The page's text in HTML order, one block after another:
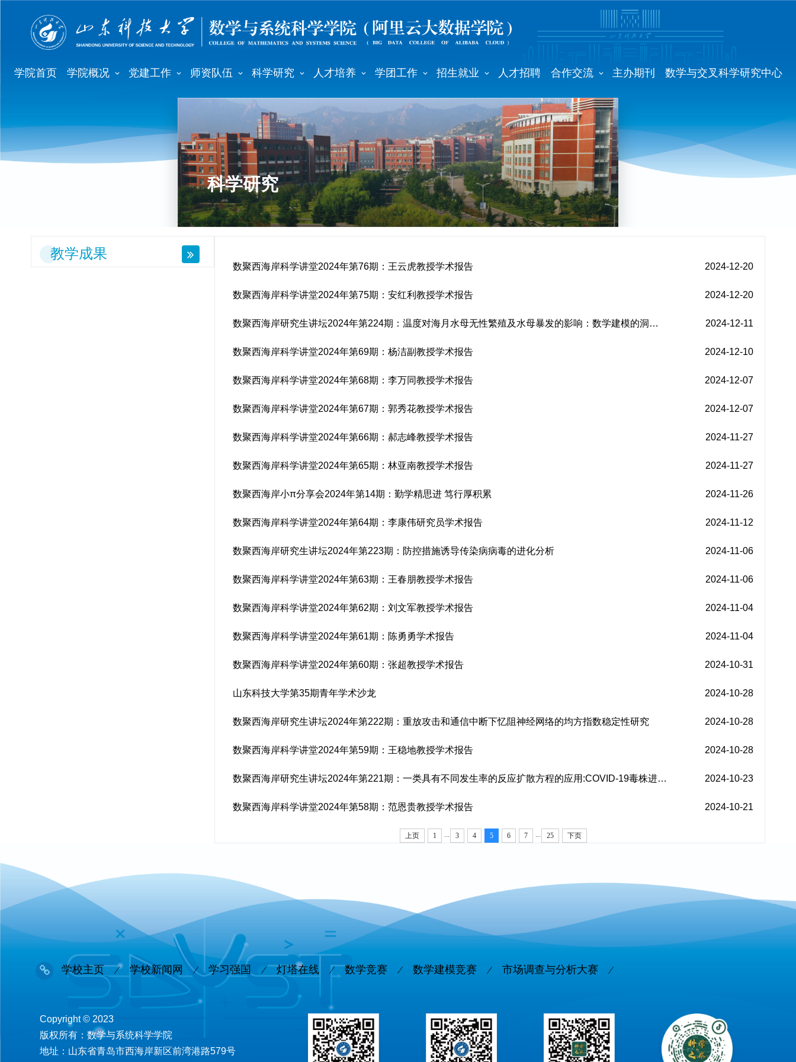
学院首页 学院概况 党建工作 师资队伍 科学研究 人才培养 学团工作 招生就业 人才招聘 合作交流 主办期刊 数学与交叉科学研究中心
科学研究
教学成果
数聚西海岸科学讲堂2024年第76期：王云虎教授学术报告 2024-12-20
数聚西海岸科学讲堂2024年第75期：安红利教授学术报告 2024-12-20
数聚西海岸研究生讲坛2024年第224期：温度对海月水母无性繁殖及水母暴发的影响：数学建模的洞… 2024-12-11
数聚西海岸科学讲堂2024年第69期：杨洁副教授学术报告 2024-12-10
数聚西海岸科学讲堂2024年第68期：李万同教授学术报告 2024-12-07
数聚西海岸科学讲堂2024年第67期：郭秀花教授学术报告 2024-12-07
数聚西海岸科学讲堂2024年第66期：郝志峰教授学术报告 2024-11-27
数聚西海岸科学讲堂2024年第65期：林亚南教授学术报告 2024-11-27
数聚西海岸小π分享会2024年第14期：勤学精思进 笃行厚积累 2024-11-26
数聚西海岸科学讲堂2024年第64期：李康伟研究员学术报告 2024-11-12
数聚西海岸研究生讲坛2024年第223期：防控措施诱导传染病病毒的进化分析 2024-11-06
数聚西海岸科学讲堂2024年第63期：王春朋教授学术报告 2024-11-06
数聚西海岸科学讲堂2024年第62期：刘文军教授学术报告 2024-11-04
数聚西海岸科学讲堂2024年第61期：陈勇勇学术报告 2024-11-04
数聚西海岸科学讲堂2024年第60期：张超教授学术报告 2024-10-31
山东科技大学第35期青年学术沙龙 2024-10-28
数聚西海岸研究生讲坛2024年第222期：重放攻击和通信中断下忆阻神经网络的均方指数稳定性研究 2024-10-28
数聚西海岸科学讲堂2024年第59期：王稳地教授学术报告 2024-10-28
数聚西海岸研究生讲坛2024年第221期：一类具有不同发生率的反应扩散方程的应用:COVID-19毒株进… 2024-10-23
数聚西海岸科学讲堂2024年第58期：范恩贵教授学术报告 2024-10-21
上页 1 ... 3 4 5 6 7 ... 25 下页
学校主页 学校新闻网 学习强国 灯塔在线 数学竞赛 数学建模竞赛 市场调查与分析大赛
Copyright © 2023
版权所有：数学与系统科学学院
地址：山东省青岛市西海岸新区前湾港路579号